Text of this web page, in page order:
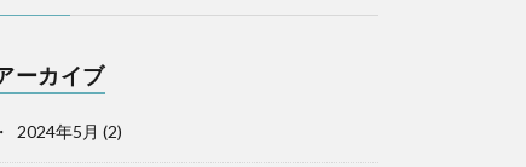
ーカイブ
2024年5月 (2)